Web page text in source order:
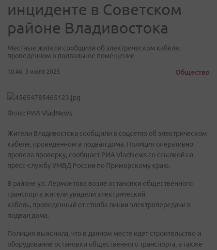
инциденте в Советском
районе Владивостока
Местные жители сообщили об электрическом кабеле,
проведенном в подвальное помещение
10:46, 3 июля 2025 Общество
Фото: РИА VladNews
Жители Владивостока сообщили в соцсетях об электрическом
кабеле, проведенном в подвал дома. Полиция оперативно
провела проверку, сообщает РИА VladNews со ссылкой на
пресс-службу УМВД России по Приморскому краю.
В районе ул. Лермонтова возле остановки общественного
транспорта жители увидели электрический
кабель, проведенный от столба линии электропередачи в
подвал дома.
Полиция выяснила, что в данном месте идет строительство и
оборудование остановки общественного транспорта, а также